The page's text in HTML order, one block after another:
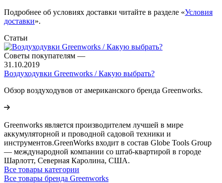
Подробнее об условиях доставки читайте в разделе «Условия
доставки».
Статьи
Советы покупателям —
31.10.2019
Воздуходувки Greenworks / Какую выбрать?
Обзор воздуходувов от американского бренда Greenworks.
Greenworks является производителем лучшей в мире
аккумуляторной и проводной садовой техники и
инструментов.GreenWorks входит в состав Globe Tools Group
— международной компании со штаб-квартирой в городе
Шарлотт, Северная Каролина, США.
Все товары категории
Все товары бренда Greenworks